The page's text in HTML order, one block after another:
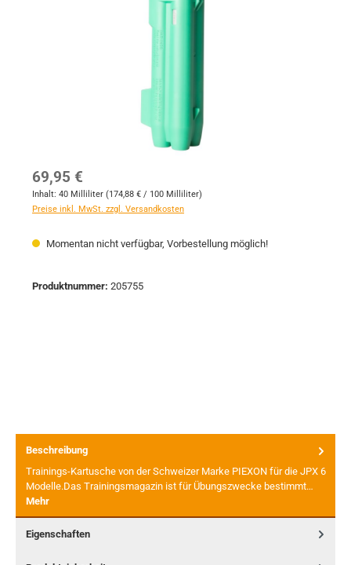
Regulärer Preis:
69,95 €
Inhalt: 40 Milliliter (174,88 € / 100 Milliliter)
Preise inkl. MwSt. zzgl. Versandkosten
Momentan nicht verfügbar, Vorbestellung möglich!
Produktnummer: 205755
Beschreibung
Trainings-Kartusche von der Schweizer Marke PIEXON für die JPX 6
Modelle.Das Trainingsmagazin ist für Übungszwecke bestimmt…
Mehr
Eigenschaften